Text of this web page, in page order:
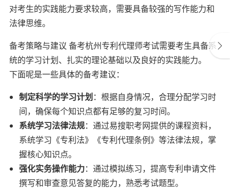
对考生的实践能力要求较高，需要具备较强的写作能力和
法律思维。
备考策略与建议 备考杭州专利代理师考试需要考生具备系
统的学习计划、扎实的理论基础以及良好的实践能力。
下面呢是一些具体的备考建议：
制定科学的学习计划 ：根据自身情况，合理分配学习时
间，确保每个知识点都有足够的复习时间。
系统学习法律法规：通过易搜职考网提供的课程资料，
系统学习《专利法》《专利代理条例》等法律法规，掌
握核心知识点。
强化实务操作能力：通过模拟练习，提高专利申请文件
撰写和审查意见答复的能力，熟悉考试题型。